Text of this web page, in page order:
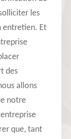
les
entretien. Et
des
allons
notre
que, tant